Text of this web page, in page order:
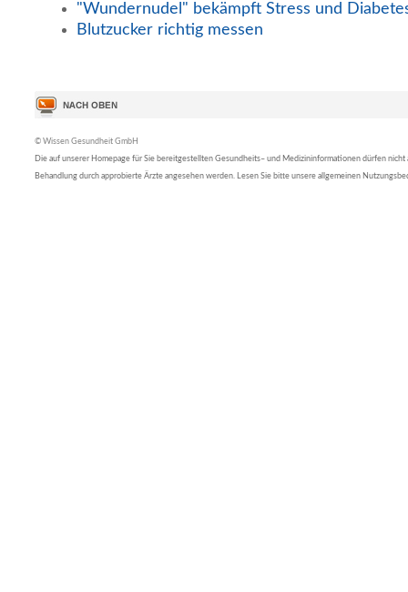
"Wundernudel" bekämpft Stress und
Blutzucker richtig messen
© Wissen Gesundheit GmbH
Die auf unserer Homepage für Sie bereitgestellten Gesundheits– und Medizininformationen dürfen nicht
Behandlung durch approbierte Ärzte angesehen werden. Lesen Sie bitte unsere allgemeinen